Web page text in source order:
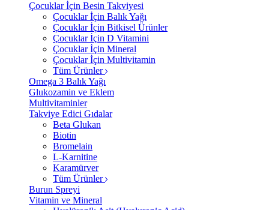
Çocuklar İçin Besin Takviyesi
Çocuklar İçin Balık Yağı
Çocuklar İçin Bitkisel Ürünler
Çocuklar İçin D Vitamini
Çocuklar İçin Mineral
Çocuklar İçin Multivitamin
Tüm Ürünler
Omega 3 Balık Yağı
Glukozamin ve Eklem
Multivitaminler
Takviye Edici Gıdalar
Beta Glukan
Biotin
Bromelain
L-Karnitine
Karamürver
Tüm Ürünler
Burun Spreyi
Vitamin ve Mineral